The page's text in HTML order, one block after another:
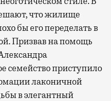
что жилище
бы его переделать в
Призвав на помощь
семейство приступило
лаконичной
в элегантный